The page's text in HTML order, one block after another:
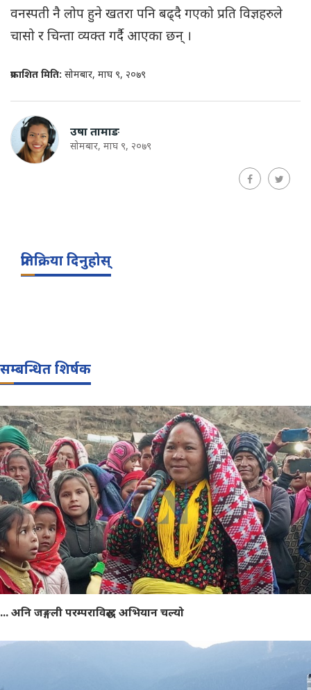
वनस्पती नै लोप हुने खतरा पनि बढ्दै गएको प्रति विज्ञहरुले
चासो र चिन्ता व्यक्त गर्दै आएका छन् ।
प्रकाशित मिति: सोमबार, माघ ९, २०७९
उषा तामाङ
सोमबार, माघ ९, २०७९
प्रतिक्रिया दिनुहोस्
सम्बन्धित शिर्षक
... अनि जङ्गली परम्पराविरुद्ध अभियान चल्यो